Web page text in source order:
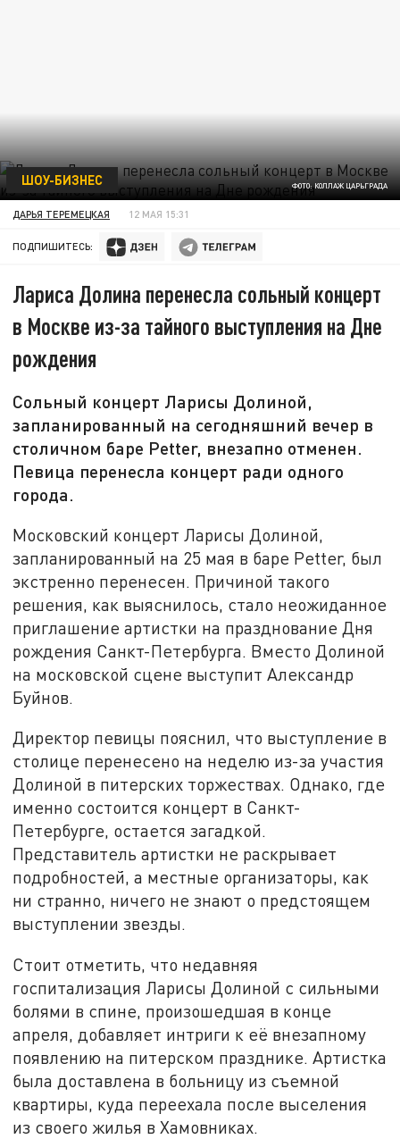
ФОТО: КОЛЛАЖ ЦАРЬГРАДА
ШОУ-БИЗНЕС
ДАРЬЯ ТЕРЕМЕЦКАЯ 12 МАЯ 15:31
ПОДПИШИТЕСЬ:
Лариса Долина перенесла сольный концерт
в Москве из-за тайного выступления на Дне
рождения
Сольный концерт Ларисы Долиной,
запланированный на сегодняшний вечер в
столичном баре Petter, внезапно отменен.
Певица перенесла концерт ради одного
города.
Московский концерт Ларисы Долиной,
запланированный на 25 мая в баре Petter, был
экстренно перенесен. Причиной такого
решения, как выяснилось, стало неожиданное
приглашение артистки на празднование Дня
рождения Санкт-Петербурга. Вместо Долиной
на московской сцене выступит Александр
Буйнов.
Директор певицы пояснил, что выступление в
столице перенесено на неделю из-за участия
Долиной в питерских торжествах. Однако, где
именно состоится концерт в Санкт-
Петербурге, остается загадкой.
Представитель артистки не раскрывает
подробностей, а местные организаторы, как
ни странно, ничего не знают о предстоящем
выступлении звезды.
Стоит отметить, что недавняя
госпитализация Ларисы Долиной с сильными
болями в спине, произошедшая в конце
апреля, добавляет интриги к её внезапному
появлению на питерском празднике. Артистка
была доставлена в больницу из съемной
квартиры, куда переехала после выселения
из своего жилья в Хамовниках.